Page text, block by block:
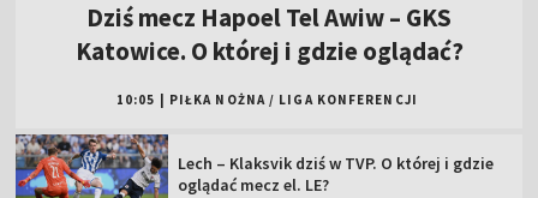
Dziś mecz Hapoel Tel Awiw – GKS
Katowice. O której i gdzie oglądać?
10:05 PIŁKA NOŻNA / LIGA KONFERENCJI
Lech – Klaksvik dziś w TVP. O której i gdzie
oglądać mecz el. LE?